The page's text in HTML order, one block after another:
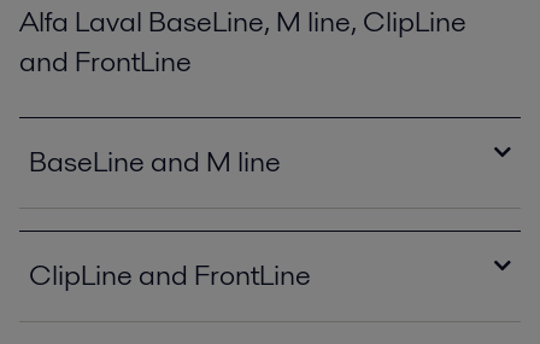
Alfa Laval BaseLine, M line, ClipLine
and FrontLine
BaseLine and M line
ClipLine and FrontLine